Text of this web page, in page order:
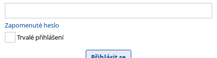
Zapomenuté heslo
Trvalé přihlášení